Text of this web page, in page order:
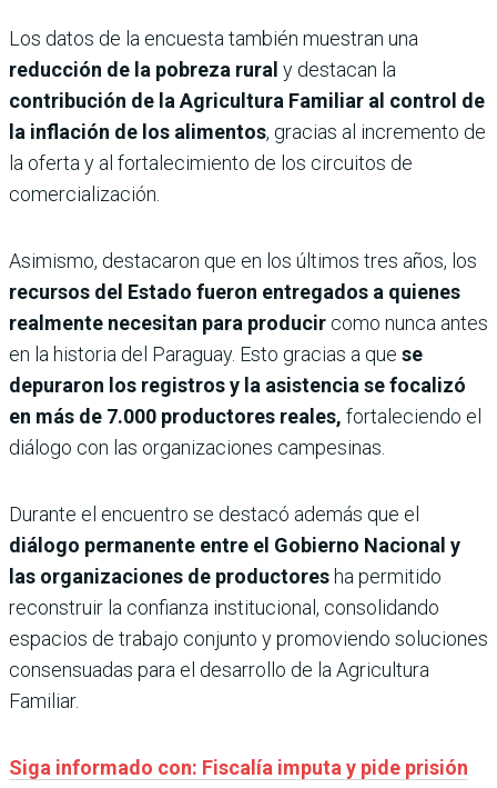
Los datos de la encuesta también muestran una
reducción de la pobreza rural y destacan la
contribución de la Agricultura Familiar al control de
la inflación de los alimentos, gracias al incremento de
la oferta y al fortalecimiento de los circuitos de
comercialización.
Asimismo, destacaron que en los últimos tres años, los
recursos del Estado fueron entregados a quienes
realmente necesitan para producir como nunca antes
en la historia del Paraguay. Esto gracias a que se
depuraron los registros y la asistencia se focalizó
en más de 7.000 productores reales, fortaleciendo el
diálogo con las organizaciones campesinas.
Durante el encuentro se destacó además que el
diálogo permanente entre el Gobierno Nacional y
las organizaciones de productoresha permitido
reconstruir la confianza institucional, consolidando
espacios de trabajo conjunto y promoviendo soluciones
consensuadas para el desarrollo de la Agricultura
Familiar.
Siga informado con: Fiscalía imputa y pide prisión